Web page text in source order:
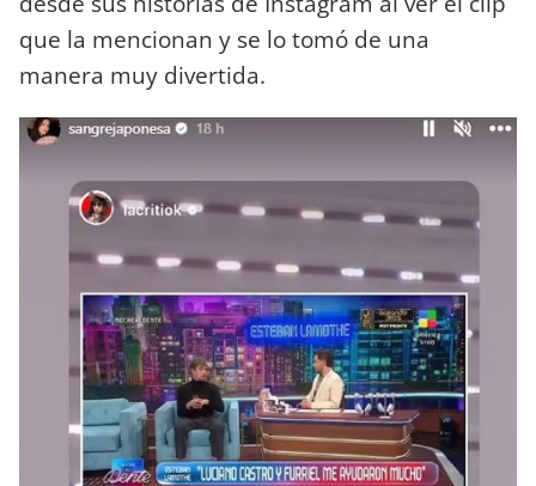
que la mencionan y se lo tomó de una
manera muy divertida.